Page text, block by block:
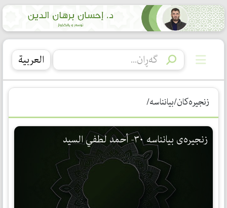
العربیة
زنجیرەکان/بیانناسە/
زنجیرەی بیانناسە ٣٠- أحمد لطفي السید